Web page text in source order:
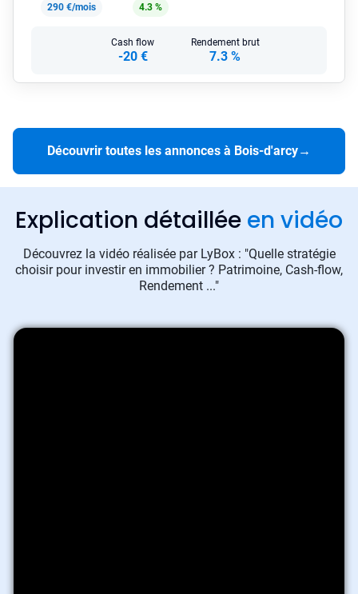
290 €/mois
4.3 %
Cash flow
-20 €
Rendement brut
7.3 %
Découvrir toutes les annonces à Bois-d'arcy→
Explication détaillée en vidéo
Découvrez la vidéo réalisée par LyBox : "Quelle stratégie
choisir pour investir en immobilier ? Patrimoine, Cash-flow,
Rendement ..."